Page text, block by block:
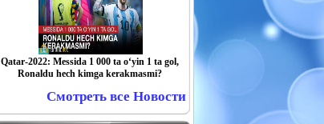
Qatar-2022: Messida 1 000 ta o‘yin 1 ta gol,
Ronaldu hech kimga kerakmasmi?
Смотреть все Новости